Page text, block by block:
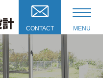
CONTACT MENU